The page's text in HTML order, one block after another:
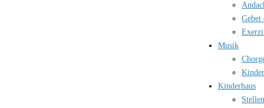
Musik
Kinderhaus